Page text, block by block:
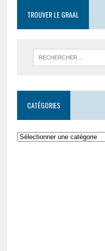
TROUVER LE GRAAL
CATÉGORIES